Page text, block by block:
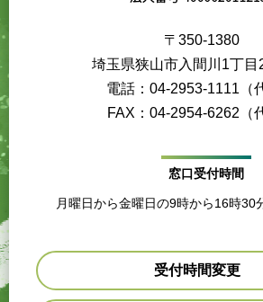
〒350-1380
埼玉県狭山市入間川1丁目
電話：04-2953-1111（
FAX：04-2954-6262（
窓口受付時間
月曜日から金曜日の9時から16時30
受付時間変更